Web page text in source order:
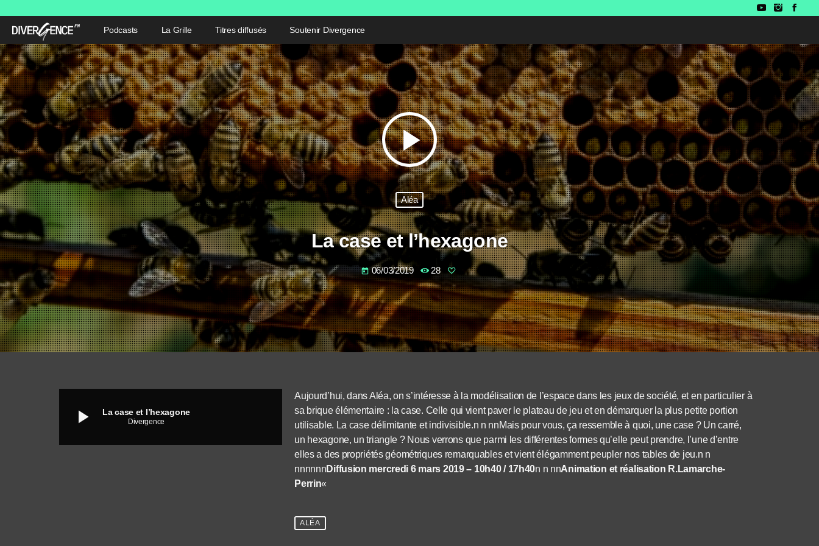
Podcasts La Grille Titres diffusés Soutenir Divergence
play_arrow
Aléa
La case et l’hexagone
today 06/03/2019 28
play_arrow La case et l’hexagone
Divergence
Aujourd’hui, dans Aléa, on s’intéresse à la modélisation de l’espace dans les jeux de société, et en particulier à
sa brique élémentaire : la case. Celle qui vient paver le plateau de jeu et en démarquer la plus petite portion
utilisable. La case délimitante et indivisible.n n nnMais pour vous, ça ressemble à quoi, une case ? Un carré,
un hexagone, un triangle ? Nous verrons que parmi les différentes formes qu’elle peut prendre, l’une d’entre
elles a des propriétés géométriques remarquables et vient élégamment peupler nos tables de jeu.n n
nnnnnnDiffusion mercredi 6 mars 2019 – 10h40 / 17h40n n nnAnimation et réalisation R.Lamarche-
Perrin«
ALÉA